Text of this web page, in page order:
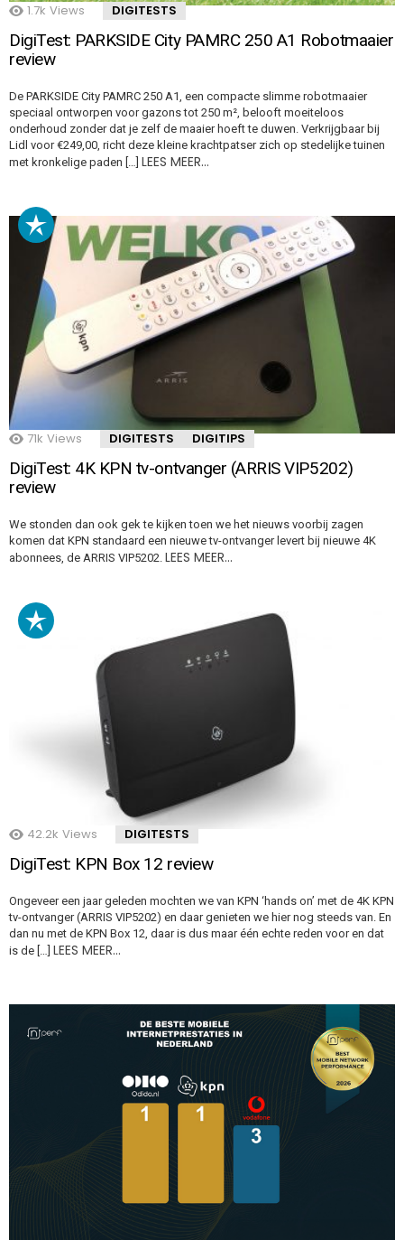
1.7k Views DIGITESTS
DigiTest: PARKSIDE City PAMRC 250 A1 Robotmaaier
review
De PARKSIDE City PAMRC 250 A1, een compacte slimme robotmaaier
speciaal ontworpen voor gazons tot 250 m², belooft moeiteloos
onderhoud zonder dat je zelf de maaier hoeft te duwen. Verkrijgbaar bij
Lidl voor €249,00, richt deze kleine krachtpatser zich op stedelijke tuinen
met kronkelige paden […] LEES MEER…
71k Views DIGITESTS DIGITIPS
DigiTest: 4K KPN tv-ontvanger (ARRIS VIP5202)
review
We stonden dan ook gek te kijken toen we het nieuws voorbij zagen
komen dat KPN standaard een nieuwe tv-ontvanger levert bij nieuwe 4K
abonnees, de ARRIS VIP5202. LEES MEER…
42.2k Views DIGITESTS
DigiTest: KPN Box 12 review
Ongeveer een jaar geleden mochten we van KPN ‘hands on’ met de 4K KPN
tv-ontvanger (ARRIS VIP5202) en daar genieten we hier nog steeds van. En
dan nu met de KPN Box 12, daar is dus maar één echte reden voor en dat
is de […] LEES MEER…